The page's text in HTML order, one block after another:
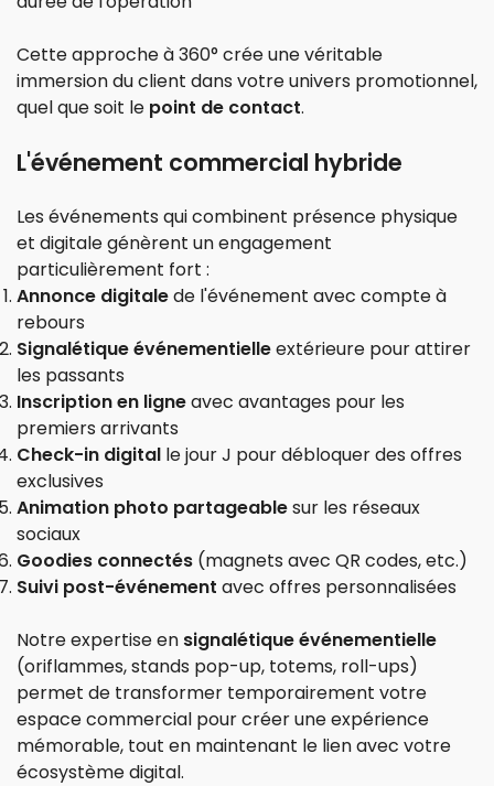
Cette approche à 360° crée une véritable
immersion du client dans votre univers promotionnel,
quel que soit le point de contact.
L'événement commercial hybride
Les événements qui combinent présence physique
et digitale génèrent un engagement
particulièrement fort :
Annonce digitalede l'événement avec compte à
rebours
Signalétique événementielleextérieure pour attirer
les passants
Inscription en ligneavec avantages pour les
premiers arrivants
Check-in digital le jour J pour débloquer des offres
exclusives
Animation photo partageablesur les réseaux
sociaux
Goodies connectés (magnets avec QR codes, etc.)
Suivi post-événement avec offres personnalisées
Notre expertise en signalétique événementielle
(oriflammes, stands pop-up, totems, roll-ups)
permet de transformer temporairement votre
espace commercial pour créer une expérience
mémorable, tout en maintenant le lien avec votre
écosystème digital.